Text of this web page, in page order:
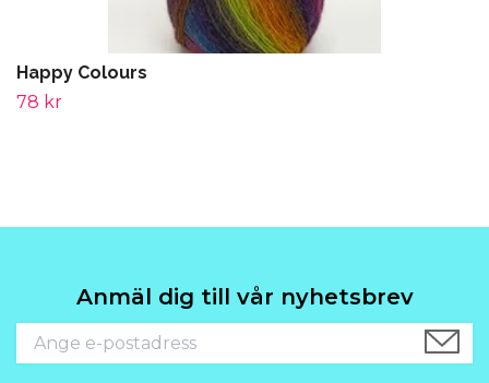
Happy Colours
78 kr
Anmäl dig till vår nyhetsbrev